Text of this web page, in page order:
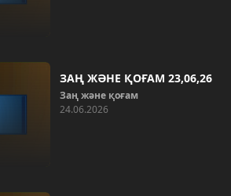
ЗАҢ ЖӘНЕ ҚОҒАМ 23,06,26
Заң және қоғам
24.06.2026